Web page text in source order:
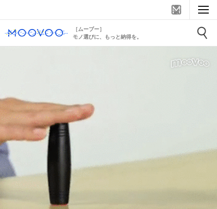
［ムーブー］
モノ選びに、もっと納得を。